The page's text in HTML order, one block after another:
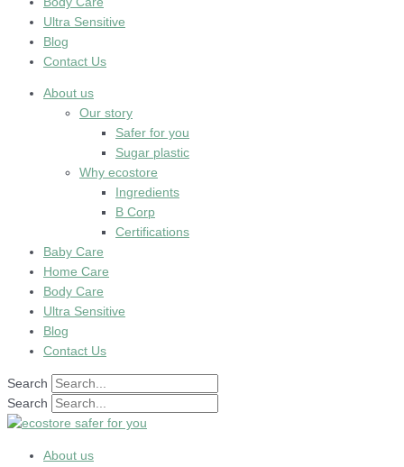
Ultra Sensitive
Blog
Contact Us
About us
Our story
Safer for you
Sugar plastic
Why ecostore
Ingredients
B Corp
Certifications
Baby Care
Home Care
Body Care
Ultra Sensitive
Blog
Contact Us
Search
Search
About us